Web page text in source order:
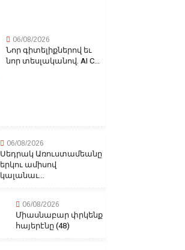
06/08/2026
Նոր գիտելիքներով եւ
նոր տեսլականով. AI C...
06/08/2026
Սեդրակ Առուստամեանը
երկու ամիսով
կալանաւ...
06/08/2026
Միասնաբար փրկենք
հայերէնը (48)